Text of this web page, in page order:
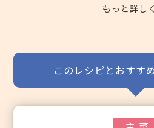
もっと詳しく
このレシピとおすす